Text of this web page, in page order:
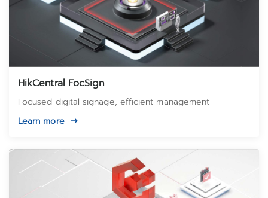
HikCentral FocSign
Focused digital signage, efficient management
Learn more